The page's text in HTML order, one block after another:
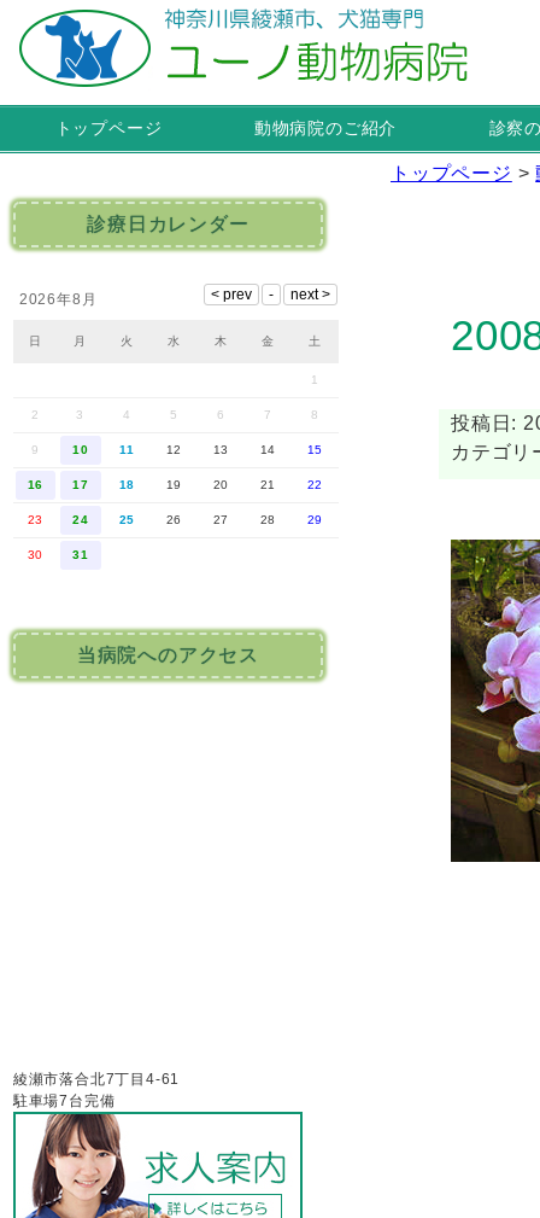
トップページ 動物病院のご紹介 診察
トップページ >
投稿日:
カテゴ
診療日カレンダー
2026年8月
日 月 火 水 木 金 土
1
2 3 4 5 6 7 8
9 10 11 12 13 14 15
16 17 18 19 20 21 22
23 24 25 26 27 28 29
30 31
当病院へのアクセス
綾瀬市落合北7丁目4-61
駐車場7台完備